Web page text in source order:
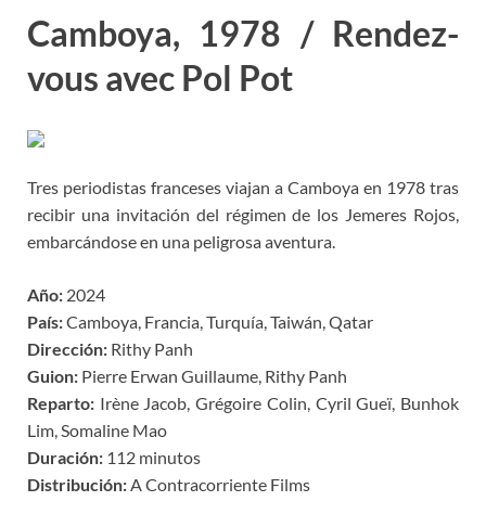
Camboya, 1978 / Rendez-
vous avec Pol Pot
Tres periodistas franceses viajan a Camboya en 1978 tras
recibir una invitación del régimen de los Jemeres Rojos,
embarcándose en una peligrosa aventura.
Año: 2024
País:Camboya, Francia, Turquía, Taiwán, Qatar
Dirección: Rithy Panh
Guion: Pierre Erwan Guillaume, Rithy Panh
Reparto: Irène Jacob, Grégoire Colin, Cyril Gueï, Bunhok
Lim, Somaline Mao
Duración: 112 minutos
Distribución:A Contracorriente Films